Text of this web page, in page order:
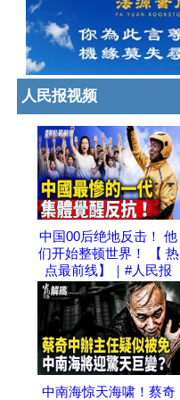
人民报视频
中国00后绝地反击！ 他
们开始整顿世界！ 【 热
点最前线】｜#人民报
中南海惊天海啸！蔡奇